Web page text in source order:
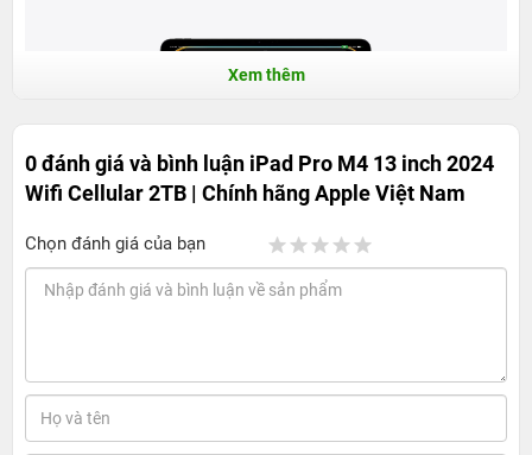
iPad Pro M4 13-inch 2024 WiFi Cellular 2TB không chỉ là
một chiếc máy tính bảng thông thường, mà là một cỗ
mẽ và khả năng kết nối 5G siêu nhanh, đây là lựa chọn
hoàn hảo cho những người đam mê công nghệ. Phiên
bản 2TB đặc biệt vượt trội với dung lượng lưu trữ cực lớn,
Xem thêm
0 đánh giá và bình luận iPad Pro M4 13 inch 2024
Wifi Cellular 2TB | Chính hãng Apple Việt Nam
Chọn đánh giá của bạn